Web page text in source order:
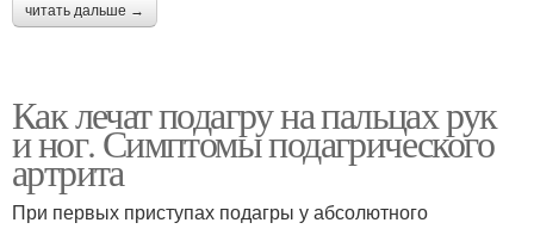
читать дальше →
Как лечат подагру на пальцах рук
и ног. Симптомы подагрического
артрита
При первых приступах подагры у абсолютного